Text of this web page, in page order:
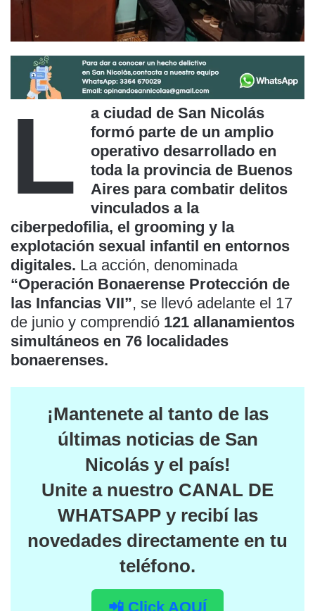
L
a ciudad de San Nicolás
formó parte de un amplio
operativo desarrollado en
toda la provincia de Buenos
Aires para combatir delitos
vinculados a la
ciberpedofilia, el grooming y la
explotación sexual infantil en entornos
digitales. La acción, denominada
“Operación Bonaerense Protección de
las Infancias VII”, se llevó adelante el 17
de junio y comprendió 121 allanamientos
simultáneos en 76 localidades
bonaerenses.
¡Mantenete al tanto de las
últimas noticias de San
Nicolás y el país!
Unite a nuestro CANAL DE
WHATSAPPy recibí las
novedades directamente en tu
teléfono.
📲 Click AQUÍ